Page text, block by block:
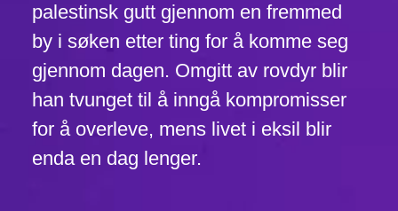
palestinsk gutt gjennom en fremmed
by i søken etter ting for å komme seg
gjennom dagen. Omgitt av rovdyr blir
han tvunget til å inngå kompromisser
for å overleve, mens livet i eksil blir
enda en dag lenger.